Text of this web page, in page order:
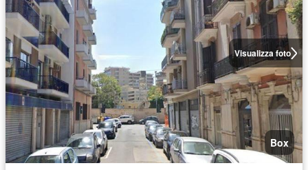
Visualizza foto
Box